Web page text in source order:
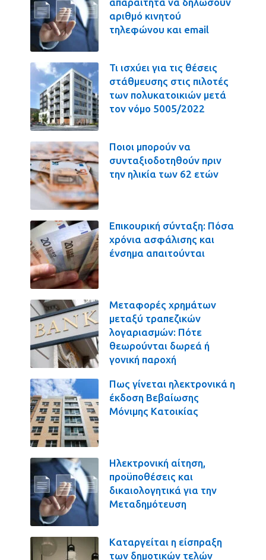
απαραίτητα να δηλώσουν
αριθμό κινητού
τηλεφώνου και email
Τι ισχύει για τις θέσεις
στάθμευσης στις πιλοτές
των πολυκατοικιών μετά
τον νόμο 5005/2022
Ποιοι μπορούν να
συνταξιοδοτηθούν πριν
την ηλικία των 62 ετών
Επικουρική σύνταξη: Πόσα
χρόνια ασφάλισης και
ένσημα απαιτούνται
Μεταφορές χρημάτων
μεταξύ τραπεζικών
λογαριασμών: Πότε
θεωρούνται δωρεά ή
γονική παροχή
Πως γίνεται ηλεκτρονικά η
έκδοση Βεβαίωσης
Μόνιμης Κατοικίας
Ηλεκτρονική αίτηση,
προϋποθέσεις και
δικαιολογητικά για την
Μεταδημότευση
Καταργείται η είσπραξη
των δημοτικών τελών